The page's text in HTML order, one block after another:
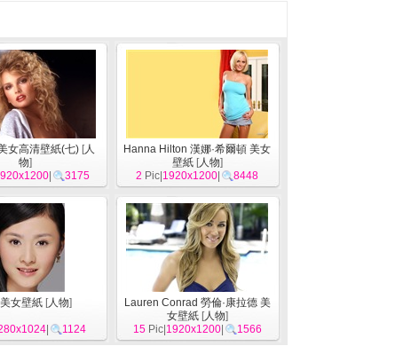
女高清壁紙(七) [人
物]
| 3175
Hanna Hilton 漢娜·希爾頓 美女
壁紙[人物]
2 Pic| 1920x1200 8448
女壁紙[人物]
| 1124
Lauren Conrad 勞倫·康拉德 美
女壁紙[人物]
15Pic| 1920x1200| 1566